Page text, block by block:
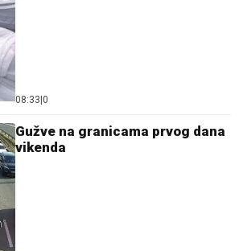
08:33|0
Gužve na granicama prvog dana
vikenda